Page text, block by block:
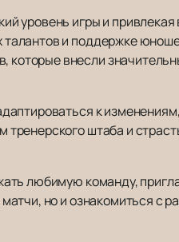
уровень игры и
и поддержке
внесли
к
штаба и
любимую команду,
но и ознакомиться с